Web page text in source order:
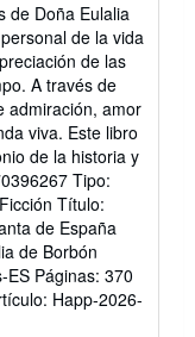
de Doña Eulalia
de la vida
de las
A través de
admiración, amor
viva. Este libro
de la historia y
Tipo:
Título:
de España
de Borbón
ES Páginas: 370
Happ-2026-